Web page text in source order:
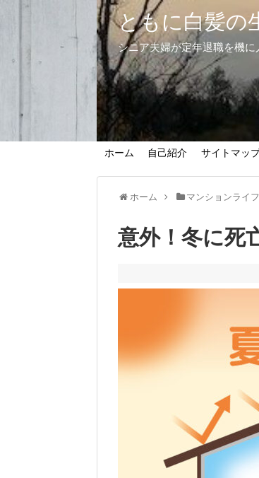
ともに白髪の
シニア夫婦が定年退職を機
ホーム 自己紹介 サイトマッ
ホーム マンションライフ
意外！冬に死